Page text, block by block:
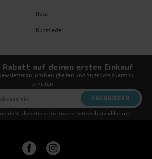
Rosa
Kunstleder
Rabatt auf deinen ersten Einkauf
an, um Neuigkeiten und Angebote zuerst zu
erhalten
ABONNIEREN
akzeptierst du unsere Datenschutzerklärung